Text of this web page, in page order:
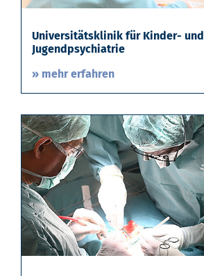
Universitätsklinik für Kinder- und
Jugendpsychiatrie
» mehr erfahren